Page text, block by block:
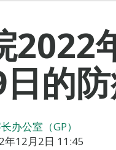
2022
的
办公室（GP）
年12月2日 11:45